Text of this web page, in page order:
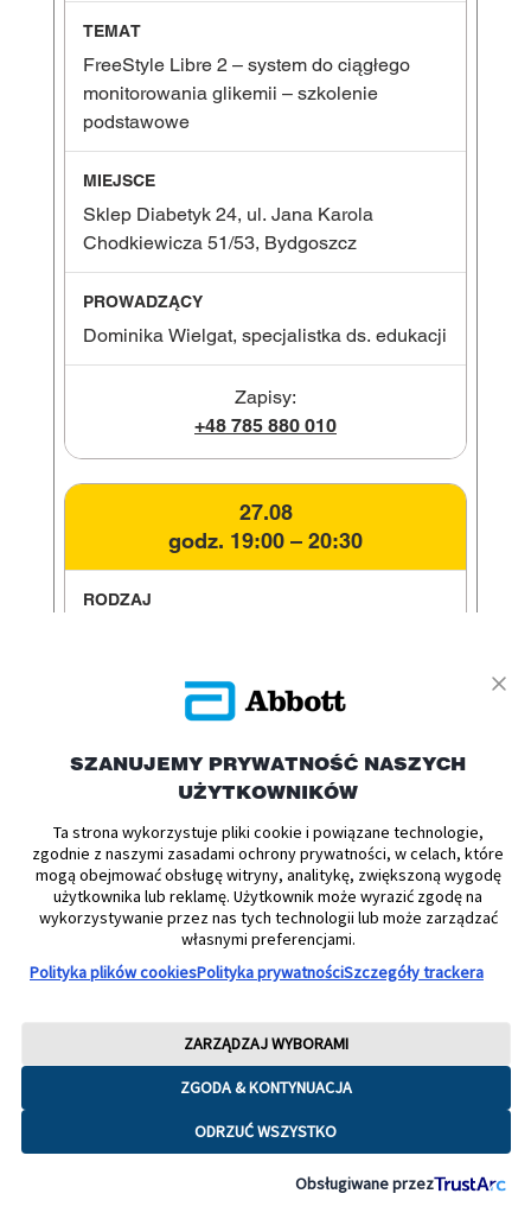
FreeStyle Libre 2 – system do ciągłego
monitorowania glikemii – szkolenie
podstawowe
Sklep Diabetyk 24, ul. Jana Karola
Chodkiewicza 51/53, Bydgoszcz
Dominika Wielgat, specjalistka ds. edukacji
Zapisy:
+48 785 880 010
27.08
godz. 19:00 – 20:30
Samokontrola cukrzycy przy pomocy
systemu FreeStyle Libre 2 – od podstaw –
szkolenie instruktażowe dla
nie dotyczy
ZAPISZ SIĘ
SZANUJEMY PRYWATNOŚĆ NASZYCH
UŻYTKOWNIKÓW
Ta strona wykorzystuje pliki cookie i powiązane technologie,
zgodnie z naszymi zasadami ochrony prywatności, w celach, które
mogą obejmować obsługę witryny, analitykę, zwiększoną wygodę
użytkownika lub reklamę. Użytkownik może wyrazić zgodę na
wykorzystywanie przez nas tych technologii lub może zarządzać
własnymi preferencjami.
Polityka plików cookiesPolityka prywatnościSzczegóły trackera
ZGODA & KONTYNUACJA
ODRZUĆ WSZYSTKO
ZARZĄDZAJ WYBORAMI
Obsługiwane przez